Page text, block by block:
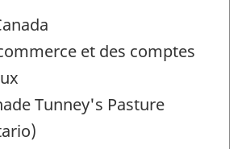
et des comptes
Tunney's Pasture